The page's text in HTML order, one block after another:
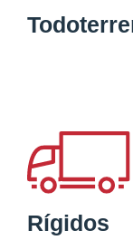
Rígidos